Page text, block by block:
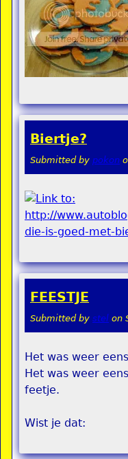
Biertje?
Submitted by pokon
FEESTJE
Submitted by stel on
Het was weer
Het was weer
feetje.
Wist je dat: